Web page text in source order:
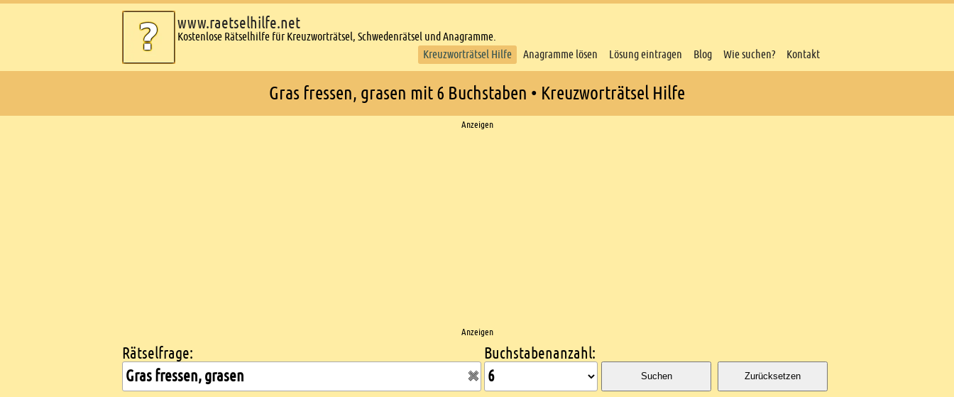
www.raetselhilfe.net
Kostenlose Rätselhilfe für Kreuzworträtsel, Schwedenrätsel und Anagramme.
Kreuzworträtsel Hilfe
Anagramme lösen Lösung eintragen Blog Wie suchen? Kontakt
Gras fressen, grasen mit 6 Buchstaben • Kreuzworträtsel Hilfe
Anzeigen
Anzeigen
Kreuzworträtsel suchen
Rätselfrage: Buchstabenanzahl:
Suchen Zurücksetzen